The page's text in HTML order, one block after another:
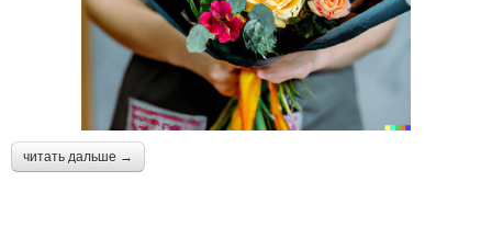
читать дальше →